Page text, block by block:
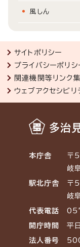
風しん
サイトポリシー
プライバシーポリシ
関連機関等リンク集
ウェブアクセシビリ
多治
本庁舎
〒
岐
駅北庁舎
〒
岐
代表電話
開庁時間 平
法人番号